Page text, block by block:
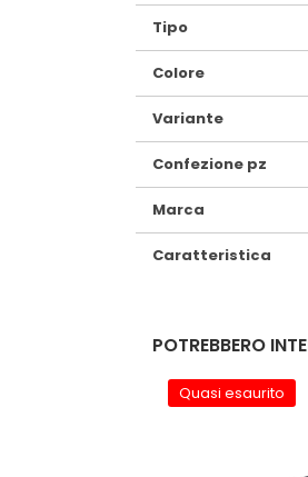
Tipo
Colore
Variante
Confezione pz
Marca
Caratteristica
POTREBBERO
Quasi esaurito